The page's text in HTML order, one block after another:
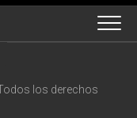
los derechos